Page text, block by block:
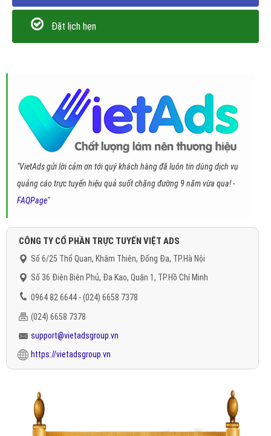
Đặt lịch hẹn
"VietAds gửi lời cảm ơn tới quý khách hàng đã luôn tin dùng dịch vụ
quảng cáo trực tuyến hiệu quả suốt chặng đường 9 năm vừa qua! -
FAQPage"
CÔNG TY CỔ PHẦN TRỰC TUYẾN VIỆT ADS
Số 6/25 Thổ Quan, Khâm Thiên, Đống Đa, TP.Hà Nội
Số 36 Điện Biên Phủ, Đa Kao, Quận 1, TP.Hồ Chí Minh
0964 82 6644 - (024) 6658 7378
(024) 6658 7378
support@vietadsgroup.vn
https://vietadsgroup.vn